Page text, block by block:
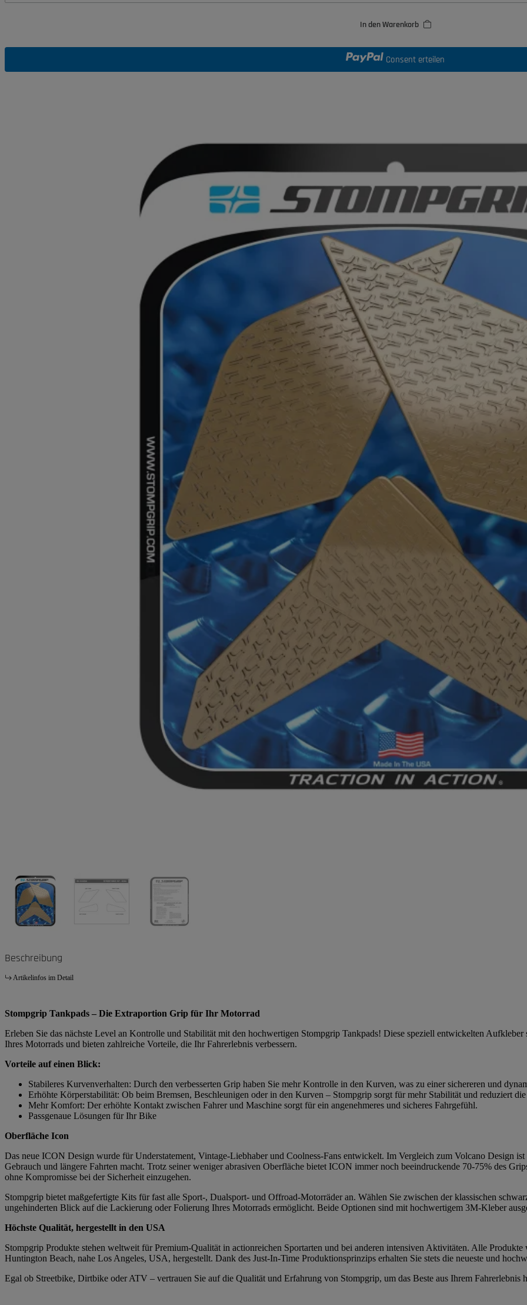
In den Warenkorb
Consent erteilen
Beschreibung
Artikelinfos im Detail
Stompgrip Tankpads – Die Extraportion Grip für Ihr Motorrad
Erleben Sie das nächste Level an Kontrolle und Stabilität mit den hochwertigen Stompgrip Tankpads! Diese speziell entwickelten
Ihres Motorrads und bieten zahlreiche Vorteile, die Ihr Fahrerlebnis verbessern.
Vorteile auf einen Blick:
Stabileres Kurvenverhalten: Durch den verbesserten Grip haben Sie mehr Kontrolle in den Kurven, was zu einer sichereren und
Erhöhte Körperstabilität: Ob beim Bremsen, Beschleunigen oder in den Kurven – Stompgrip sorgt für mehr Stabilität und reduziert
Mehr Komfort: Der erhöhte Kontakt zwischen Fahrer und Maschine sorgt für ein angenehmeres und sicheres Fahrgefühl.
Passgenaue Lösungen für Ihr Bike
Oberfläche Icon
Das neue ICON Design wurde für Understatement, Vintage-Liebhaber und Coolness-Fans entwickelt. Im Vergleich zum Volcano Design
Gebrauch und längere Fahrten macht. Trotz seiner weniger abrasiven Oberfläche bietet ICON immer noch beeindruckende 70-75% des
ohne Kompromisse bei der Sicherheit einzugehen.
Stompgrip bietet maßgefertigte Kits für fast alle Sport-, Dualsport- und Offroad-Motorräder an. Wählen Sie zwischen der klassischen
ungehinderten Blick auf die Lackierung oder Folierung Ihres Motorrads ermöglicht. Beide Optionen sind mit hochwertigem 3M-Kleber
Höchste Qualität, hergestellt in den USA
Stompgrip Produkte stehen weltweit für Premium-Qualität in actionreichen Sportarten und bei anderen intensiven Aktivitäten. Alle
Huntington Beach, nahe Los Angeles, USA, hergestellt. Dank des Just-In-Time Produktionsprinzips erhalten Sie stets die neueste und
Egal ob Streetbike, Dirtbike oder ATV – vertrauen Sie auf die Qualität und Erfahrung von Stompgrip, um das Beste aus Ihrem Fahrerlebnis